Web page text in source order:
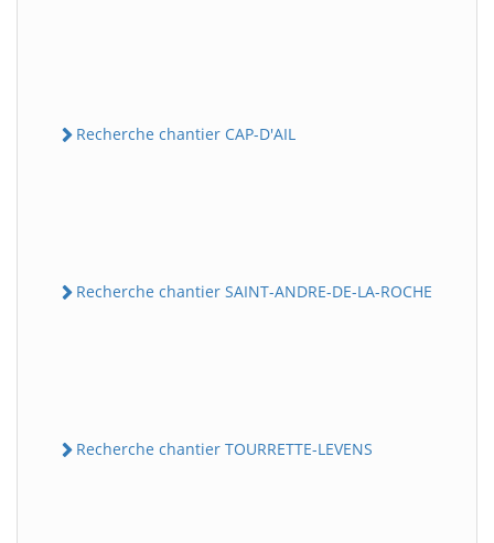
Recherche chantier CAP-D'AIL
Recherche chantier SAINT-ANDRE-DE-LA-ROCHE
Recherche chantier TOURRETTE-LEVENS